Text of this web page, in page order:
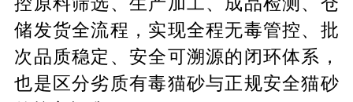
储发货全流程，实现全程无毒管控、批
次品质稳定、安全可溯源的闭环体系，
也是区分劣质有毒猫砂与正规安全猫砂